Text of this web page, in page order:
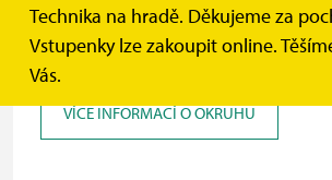
Technika na hradě. Děkujeme za
Vstupenky lze zakoupit online.
Vás.
Knížecí sídlo (základní
VÍCE INFORMACÍ O OKRUHU